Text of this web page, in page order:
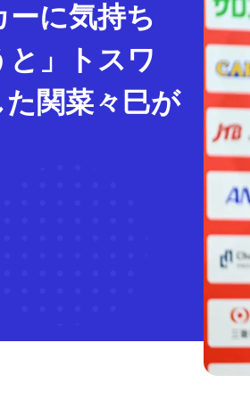
ーに気持ち
と」トスワ
関菜々巳が